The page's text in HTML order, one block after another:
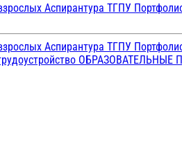
Аспирантура ТГПУ
Аспирантура ТГПУ
ОБРАЗОВАТЕЛЬНЫЕ